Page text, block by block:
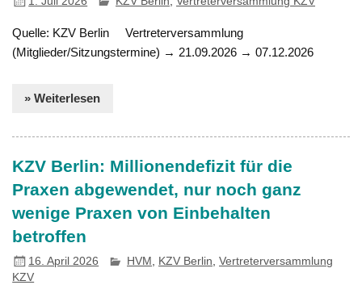
Quelle: KZV Berlin Vertreterversammlung
(Mitglieder/Sitzungstermine) → 21.09.2026 → 07.12.2026
» Weiterlesen
KZV Berlin: Millionendefizit für die
Praxen abgewendet, nur noch ganz
wenige Praxen von Einbehalten
betroffen
16. April 2026 HVM KZV Berlin ,Vertreterversammlung
KZV